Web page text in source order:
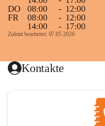
DO
08:00 - 12:00
FR
08:00 - 12:00
14:00
- 17:00
Zuletzt bearbeitet: 07.05.2026
Kontakte